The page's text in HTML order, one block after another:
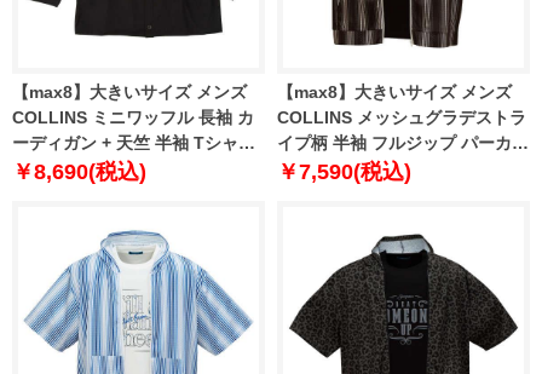
【max8】大きいサイズ メンズ
COLLINS ミニワッフル 長袖 カ
ーディガン + 天竺 半袖 Tシャツ
ブラック×ホワイト 1258-5300-2
￥8,690(税込)
【max8】大きいサイズ メンズ
COLLINS メッシュグラデストラ
イプ柄 半袖 フルジップ パーカー
+ 半袖 Tシャツ ブラック×ブラッ
￥7,590(税込)